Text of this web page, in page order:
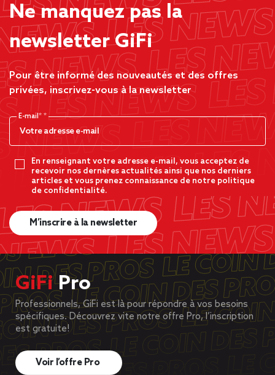
Ne manquez pas la
newsletter GiFi
Pour être informé des nouveautés et des offres
privées, inscrivez-vous à la newsletter
E-mail*
En renseignant votre adresse e-mail, vous acceptez de
recevoir nos dernères actualités ainsi que nos derniers
articles et vous prenez connaissance de notre politique
de confidentialité.
M’inscrire à la newsletter
GiFiPro
Professionnels, GiFi est là pour répondre à vos besoins
spécifiques. Découvrez vite notre offre Pro, l’inscription
est gratuite!
Voir l’offre Pro